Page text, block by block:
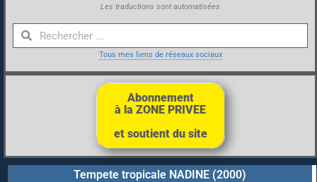
Les traductions sont automatisées
Tous mes liens de réseaux sociaux
Abonnement
à la ZONE PRIVEE
et soutient du site
Tempete tropicale NADINE (2000)